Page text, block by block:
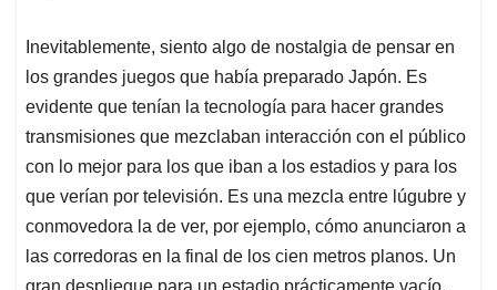
Inevitablemente, siento algo de nostalgia de pensar en
los grandes juegos que había preparado Japón. Es
evidente que tenían la tecnología para hacer grandes
transmisiones que mezclaban interacción con el público
con lo mejor para los que iban a los estadios y para los
que verían por televisión. Es una mezcla entre lúgubre y
conmovedora la de ver, por ejemplo, cómo anunciaron a
las corredoras en la final de los cien metros planos. Un
gran despliegue para un estadio prácticamente vacío,